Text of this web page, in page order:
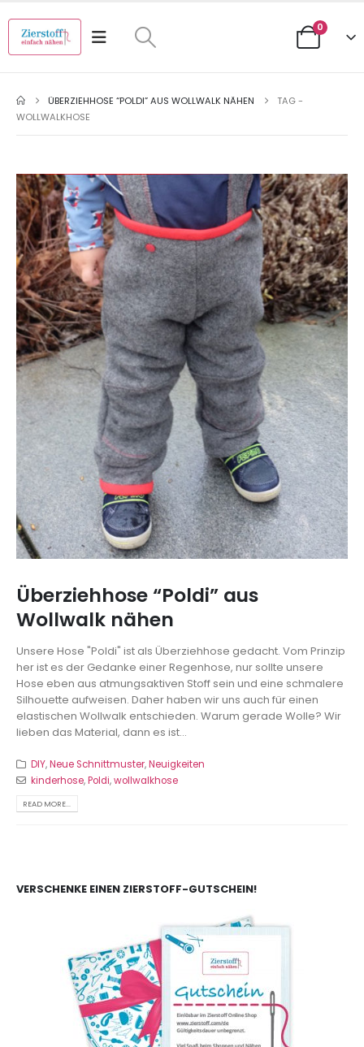
0
ÜBERZIEHHOSE “POLDI” AUS WOLLWALK NÄHEN
TAG -
WOLLWALKHOSE
Überziehhose “Poldi” aus
Wollwalk nähen
Unsere Hose "Poldi" ist als Überziehhose gedacht. Vom Prinzip
her ist es der Gedanke einer Regenhose, nur sollte unsere
Hose eben aus atmungsaktiven Stoff sein und eine schmalere
Silhouette aufweisen. Daher haben wir uns auch für einen
elastischen Wollwalk entschieden. Warum gerade Wolle? Wir
lieben das Material, dann es ist...
DIY,Neue Schnittmuster,Neuigkeiten
kinderhose,Poldi,wollwalkhose
READ MORE...
VERSCHENKE EINEN ZIERSTOFF-GUTSCHEIN!